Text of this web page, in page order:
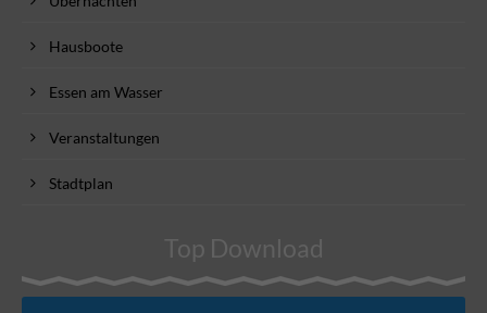
Hausboote
Essen am Wasser
Veranstaltungen
Stadtplan
Top Download